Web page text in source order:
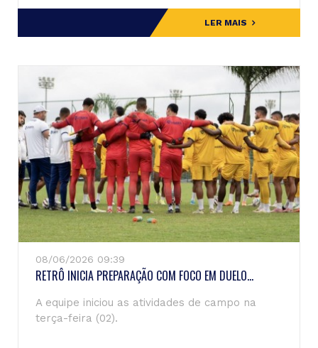
LER MAIS
08/06/2026 09:39
RETRÔ INICIA PREPARAÇÃO COM FOCO EM DUELO...
A equipe iniciou as atividades de campo na
terça-feira (02).